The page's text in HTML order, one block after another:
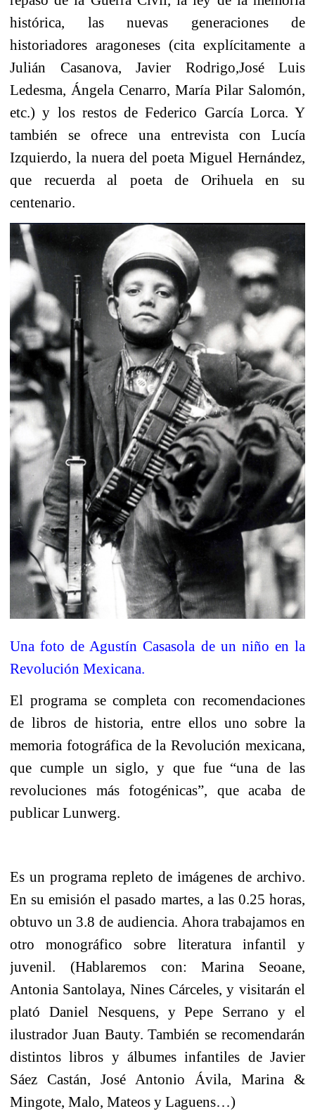
histórica, las nuevas generaciones de
historiadores aragoneses (cita explícitamente a
Julián Casanova, Javier Rodrigo,José Luis
Ledesma, Ángela Cenarro, María Pilar Salomón,
etc.) y los restos de Federico García Lorca. Y
también se ofrece una entrevista con Lucía
Izquierdo, la nuera del poeta Miguel Hernández,
que recuerda al poeta de Orihuela en su
centenario.
Una foto de Agustín Casasola de un niño en la
Revolución Mexicana.
El programa se completa con recomendaciones
de libros de historia, entre ellos uno sobre la
memoria fotográfica de la Revolución mexicana,
que cumple un siglo, y que fue “una de las
revoluciones más fotogénicas”, que acaba de
publicar Lunwerg.
Es un programa repleto de imágenes de archivo.
En su emisión el pasado martes, a las 0.25 horas,
obtuvo un 3.8 de audiencia. Ahora trabajamos en
otro monográfico sobre literatura infantil y
juvenil. (Hablaremos con: Marina Seoane,
Antonia Santolaya, Nines Cárceles, y visitarán el
plató Daniel Nesquens, y Pepe Serrano y el
ilustrador Juan Bauty. También se recomendarán
distintos libros y álbumes infantiles de Javier
Sáez Castán, José Antonio Ávila, Marina &
Mingote, Malo, Mateos y Laguens…)